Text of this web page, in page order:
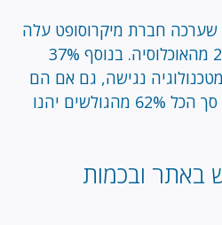
חברת מיקרוסופט עלה
כי קהל זה מוערך בכ-25% מהאוכלוסיה. בנוסף 37%
נגישה, גם אם הם
יכולים להסתדר בלעדיה. סך הכל 62% מהגולשים יהנו
באתר ובכמות